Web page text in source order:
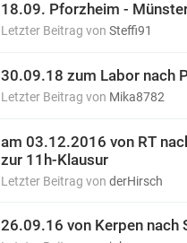
18.09. Pforzheim -
Letzter Beitrag von Steffi91
30.09.18 zum Labor nach
Letzter Beitrag von Mika8782
am 03.12.2016 von RT
zur 11h-Klausur
Letzter Beitrag von derHirsch
26.09.16 von Kerpen nach